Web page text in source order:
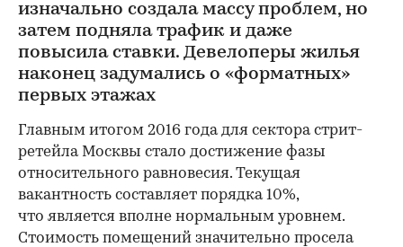
изначально создала массу проблем, но
затем подняла трафик и даже
повысила ставки. Девелоперы жилья
наконец задумались о «форматных»
первых этажах
Главным итогом 2016 года для сектора стрит-
ретейла Москвы стало достижение фазы
относительного равновесия. Текущая
вакантность составляет порядка 10%,
что является вполне нормальным уровнем.
Стоимость помещений значительно просела